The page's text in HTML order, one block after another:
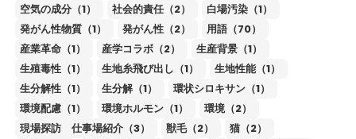
空気の成分（1）
社会的責任（2）
白場汚染（1）
発がん性物質（1）
発がん性（2）
用語（70）
産業革命（1）
産学コラボ（2）
生産背景（1）
生殖毒性（1）
生地糸飛び出し（1）
生地性能（1）
生分解性（1）
生分解（1）
環状シロキサン（1）
環境配慮（1）
環境ホルモン（1）
環境（2）
現場探訪 仕事場紹介（3）
獣毛（2）
猫（2）